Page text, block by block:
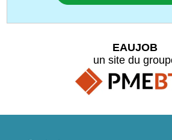
EAUJOB
un site du